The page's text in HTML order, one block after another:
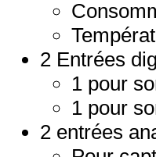
2 Entrées
1 pour
1 pour
2 entrées